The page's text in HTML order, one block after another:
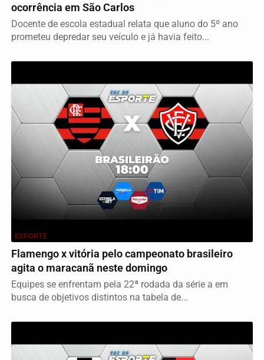
ocorrência em São Carlos
Docente de escola estadual relata que aluno do 5º ano
prometeu depredar seu veículo e já havia feito...
ESPORTE
Flamengo x vitória pelo campeonato brasileiro
agita o maracanã neste domingo
Equipes se enfrentam pela 22ª rodada da série a em
busca de objetivos distintos na tabela de...